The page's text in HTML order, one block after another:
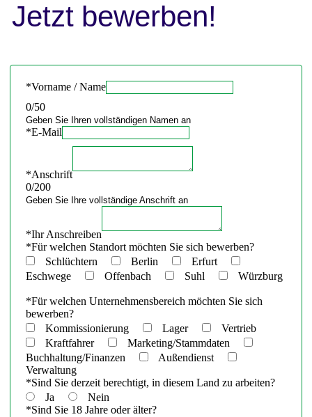
Jetzt bewerben!
*Vorname / Name
0/50
Geben Sie Ihren vollständigen Namen an
*E-Mail
*Anschrift
0/200
Geben Sie Ihre vollständige Anschrift an
*Ihr Anschreiben
*Für welchen Standort möchten Sie sich bewerben?
Schlüchtern
Berlin
Erfurt
Eschwege
Offenbach Suhl Würzburg
*Für welchen Unternehmensbereich möchten Sie sich
bewerben?
Kommissionierung
Lager
Vertrieb
Kraftfahrer
Marketing/Stammdaten
Buchhaltung/Finanzen
Außendienst
Verwaltung
*Sind Sie derzeit berechtigt, in diesem Land zu arbeiten?
Ja
Nein
*Sind Sie 18 Jahre oder älter?